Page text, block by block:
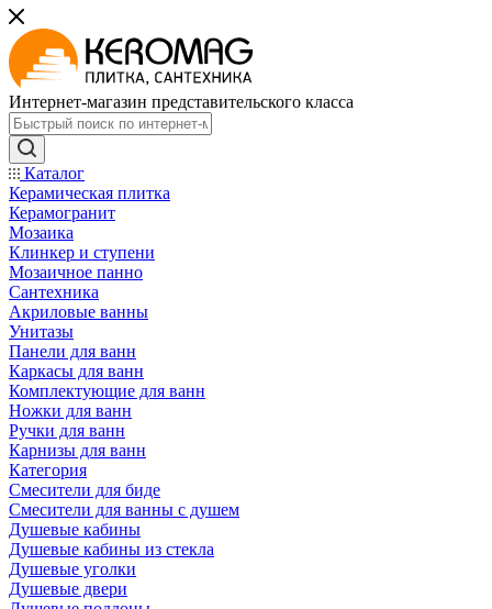
Интернет-магазин представительского класса
Каталог
Керамическая плитка
Керамогранит
Мозаика
Клинкер и ступени
Мозаичное панно
Сантехника
Акриловые ванны
Унитазы
Панели для ванн
Каркасы для ванн
Комплектующие для ванн
Ножки для ванн
Ручки для ванн
Карнизы для ванн
Категория
Смесители для биде
Смесители для ванны с душем
Душевые кабины
Душевые кабины из стекла
Душевые уголки
Душевые двери